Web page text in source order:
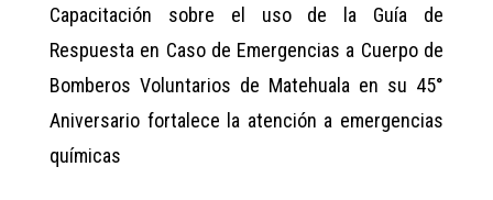
Capacitación sobre el uso de la Guía de
Respuesta en Caso de Emergencias a Cuerpo de
Bomberos Voluntarios de Matehuala en su 45°
Aniversario fortalece la atención a emergencias
químicas